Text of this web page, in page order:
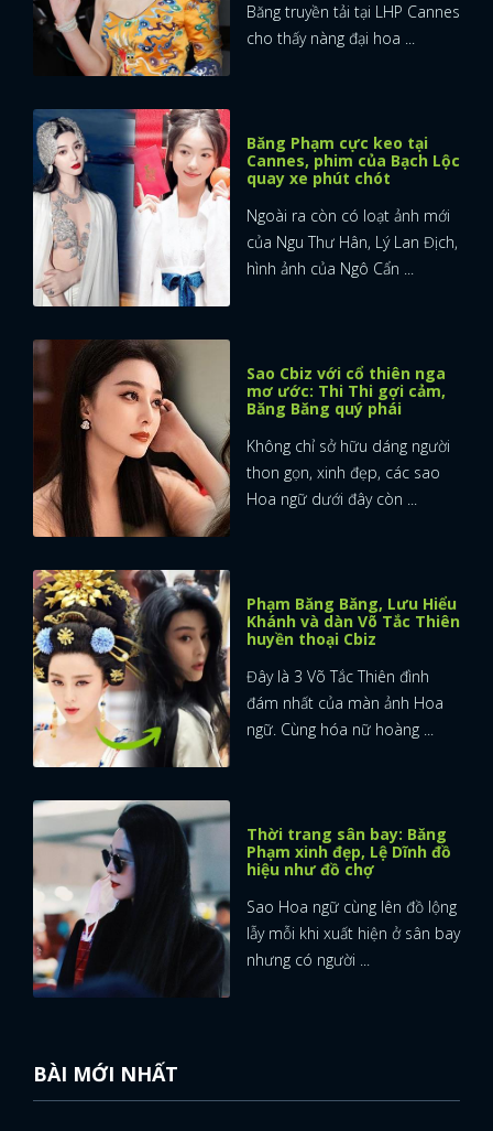
Băng truyền tải tại LHP Cannes
cho thấy nàng đại hoa ...
Băng Phạm cực keo tại
Cannes, phim của Bạch Lộc
quay xe phút chót
Ngoài ra còn có loạt ảnh mới
của Ngu Thư Hân, Lý Lan Địch,
hình ảnh của Ngô Cẩn ...
Sao Cbiz với cổ thiên nga
mơ ước: Thi Thi gợi cảm,
Băng Băng quý phái
Không chỉ sở hữu dáng người
thon gọn, xinh đẹp, các sao
Hoa ngữ dưới đây còn ...
Phạm Băng Băng, Lưu Hiểu
Khánh và dàn Võ Tắc Thiên
huyền thoại Cbiz
Đây là 3 Võ Tắc Thiên đình
đám nhất của màn ảnh Hoa
ngữ. Cùng hóa nữ hoàng ...
Thời trang sân bay: Băng
Phạm xinh đẹp, Lệ Dĩnh đồ
hiệu như đồ chợ
Sao Hoa ngữ cùng lên đồ lộng
lẫy mỗi khi xuất hiện ở sân bay
nhưng có người ...
BÀI MỚI NHẤT